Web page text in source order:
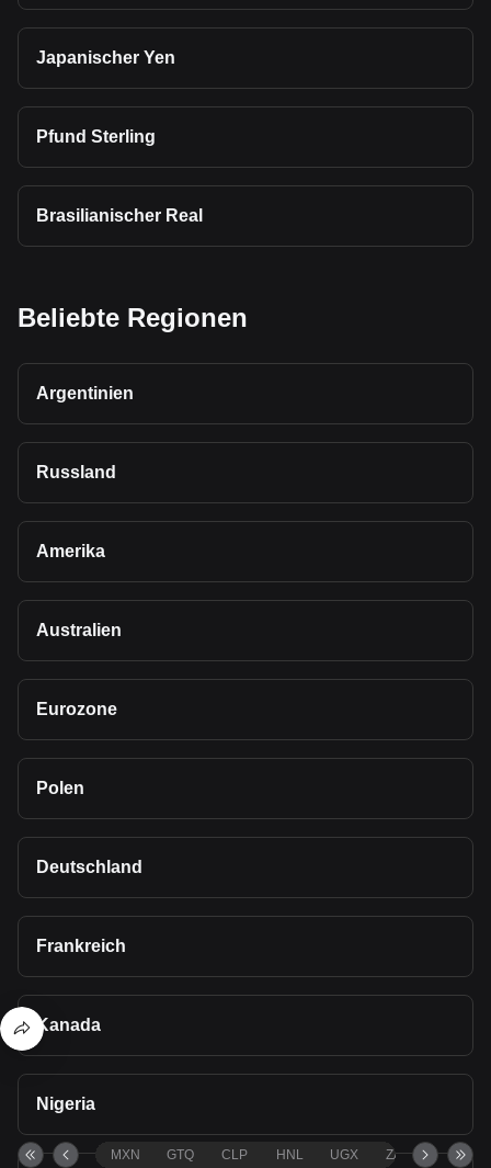
Japanischer Yen
Pfund Sterling
Brasilianischer Real
Beliebte Regionen
Argentinien
Russland
Amerika
Australien
Eurozone
Polen
Deutschland
Frankreich
Kanada
Nigeria
MXN GTQ CLP HNL UGX ZAR TND